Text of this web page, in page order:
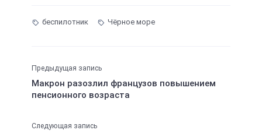
беспилотник Чёрное море
Предыдущая запись
Макрон разозлил французов повышением
пенсионного возраста
Следующая запись